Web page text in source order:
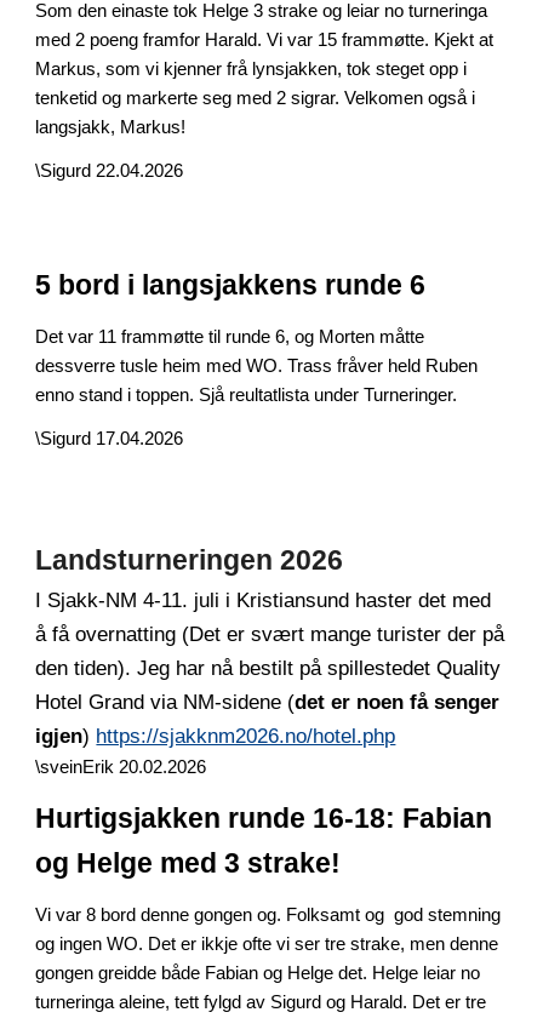
Som den einaste tok Helge 3 strake og leiar no turneringa
med 2 poeng framfor Harald. Vi var 15 frammøtte. Kjekt at
Markus, som vi kjenner frå lynsjakken, tok steget opp i
tenketid og markerte seg med 2 sigrar. Velkomen også i
langsjakk, Markus!
\Sigurd 22.04.2026
5 bord i langsjakkens runde 6
Det var 11 frammøtte til runde 6, og Morten måtte
dessverre tusle heim med WO. Trass fråver held Ruben
enno stand i toppen. Sjå reultatlista under Turneringer.
\Sigurd 17.04.2026
Landsturneringen 2026
I Sjakk-NM 4-11. juli i Kristiansund haster det med
å få overnatting (Det er svært mange turister der på
den tiden). Jeg har nå bestilt på spillestedet Quality
Hotel Grand via NM-sidene (det er noen få senger
igjen) https://sjakknm2026.no/hotel.php
\sveinErik 20.02.2026
Hurtigsjakken runde 16-18: Fabian
og Helge med 3 strake!
Vi var 8 bord denne gongen og. Folksamt og god stemning
og ingen WO. Det er ikkje ofte vi ser tre strake, men denne
gongen greidde både Fabian og Helge det. Helge leiar no
turneringa aleine, tett fylgd av Sigurd og Harald. Det er tre